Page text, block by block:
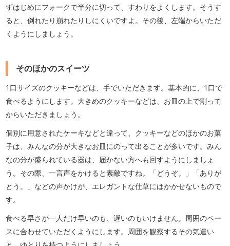
ずはじめにフォークで半分に切って、すわりをよくします。そうす
ると、倒れたり崩れたりしにくいですよ。その後、左端からいただ
くようにしましょう。
そのほかのスイーツ
1口サイズのクッキーなどは、手でいただきます。基本的に、1口で
食べるようにします。大きめのクッキーなどは、お皿の上で割って
からいただきましょう。
個別に用意されたケーキなどと違って、クッキーなどのほかのお菓
子は、みんなの分が大きなお皿にのって出ることが多いです。みん
なの分が盛られている器は、届かない方へも回すようにしましょ
う。その際、一言声をかけると素敵ですね。「どうぞ。」「ありが
とう。」などの声かけが、エレガントな仕草にはかかせないもので
す。
食べる早さが一人だけ早いのも、遅いのもいけません。周囲のペー
スに合わせていただくようにします。周囲を観察するその気遣い